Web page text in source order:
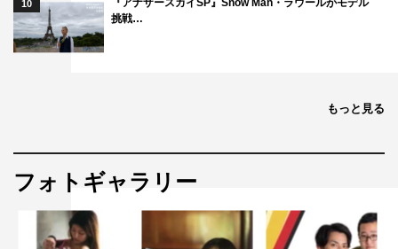
10
挑戦…
もっと見る
フォトギャラリー